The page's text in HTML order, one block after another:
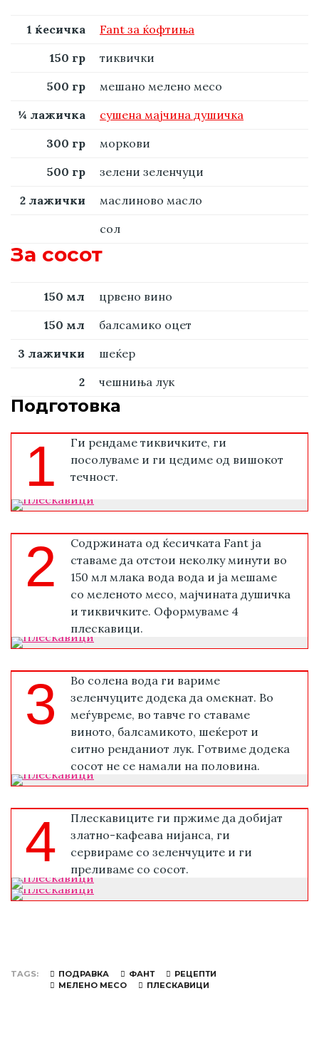
1 ќесичка
Fant за ќофтиња
150 гр
тиквички
500 гр
мешано мелено месо
¼ лажичка
сушена мајчина душичка
300 гр
моркови
500 гр
зелени зеленчуци
2 лажички
маслиново масло
сол
За сосот
150 мл
црвено вино
150 мл
балсамико оцет
3 лажички
шеќер
2
чешниња лук
Подготовка
1
Ги рендаме тиквичките, ги
посолуваме и ги цедиме од вишокот
течност.
2
Содржината од ќесичката Fant ја
ставаме да отстои неколку минути во
150 мл млака вода вода и ја мешаме
со меленото месо, мајчината душичка
и тиквичките. Оформуваме 4
плескавици.
3
Во солена вода ги вариме
зеленчуците додека да омекнат. Во
меѓувреме, во тавче го ставаме
виното, балсамикото, шеќерот и
ситно ренданиот лук. Готвиме додека
сосот не се намали на половина.
4
Плескавиците ги пржиме да добијат
златно-кафеава нијанса, ги
сервираме со зеленчуците и ги
преливаме со сосот.
TAGS ПОДРАВКА ФАНТ
РЕЦЕПТИ
МЕЛЕНО МЕСО
ПЛЕСКАВИЦИ